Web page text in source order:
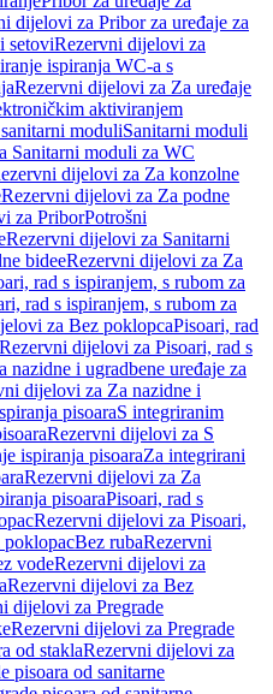
dijelovi za Pribor za uređaje za
setoviRezervni dijelovi za
ispiranja WC-a s
Rezervni dijelovi za Za uređaje
aktiviranjem
moduliSanitarni moduli
Sanitarni moduli za WC
dijelovi za Za konzolne
Rezervni dijelovi za Za podne
za PriborPotrošni
Rezervni dijelovi za Sanitarni
bideeRezervni dijelovi za Za
rad s ispiranjem, s rubom za
rad s ispiranjem, s rubom za
za Bez poklopcaPisoari, rad
Rezervni dijelovi za Pisoari, rad s
nazidne i ugradbene uređaje za
dijelovi za Za nazidne i
pisoaraS integriranim
Rezervni dijelovi za S
ispiranja pisoaraZa integrirani
Rezervni dijelovi za Za
pisoaraPisoari, rad s
Rezervni dijelovi za Pisoari,
poklopacBez rubaRezervni
vodeRezervni dijelovi za
Rezervni dijelovi za Bez
dijelovi za Pregrade
Rezervni dijelovi za Pregrade
od staklaRezervni dijelovi za
pisoara od sanitarne